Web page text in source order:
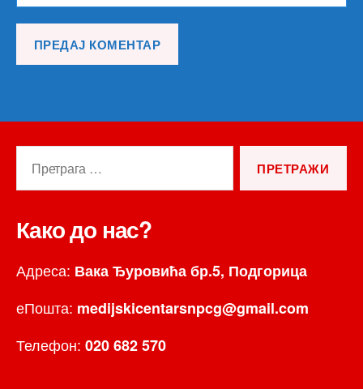
Како до нас?
Адреса: Вака Ђуровића бр.5, Подгорица
еПошта: medijskicentarsnpcg@gmail.com
Телефон: 020 682 570